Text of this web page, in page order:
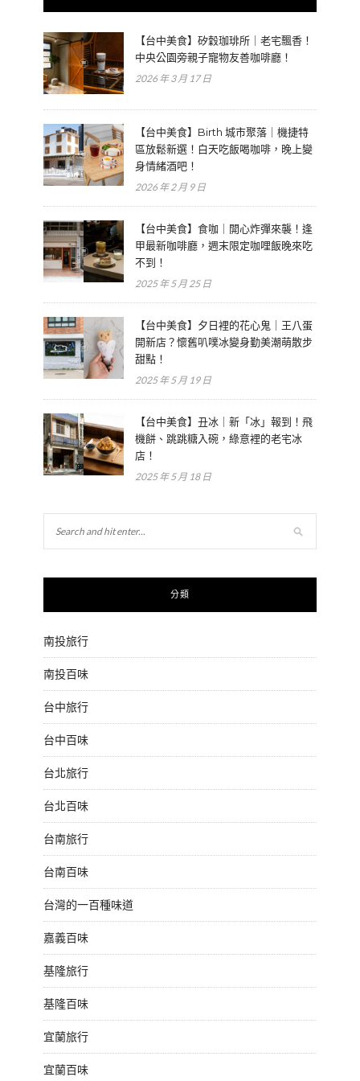
【台中美食】矽穀珈琲所｜老宅飄香！
中央公園旁親子寵物友善咖啡廳！
2026 年 3 月 17 日
【台中美食】Birth 城市聚落｜機捷特
區放鬆新選！白天吃飯喝咖啡，晚上變
身情緒酒吧！
2026 年 2 月 9 日
【台中美食】食咖｜開心炸彈來襲！逢
甲最新咖啡廳，週末限定咖哩飯晚來吃
不到！
2025 年 5 月 25 日
【台中美食】夕日裡的花心鬼｜王八蛋
開新店？懷舊叭噗冰變身勤美潮萌散步
甜點！
2025 年 5 月 19 日
【台中美食】丑冰｜新「冰」報到！飛
機餅、跳跳糖入碗，綠意裡的老宅冰
店！
2025 年 5 月 18 日
分類
南投旅行
南投百味
台中旅行
台中百味
台北旅行
台北百味
台南旅行
台南百味
台灣的一百種味道
嘉義百味
基隆旅行
基隆百味
宜蘭旅行
宜蘭百味